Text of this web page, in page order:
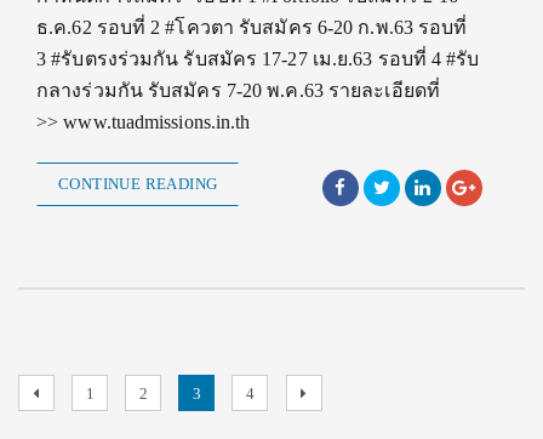
ธ.ค.62 รอบที่ 2 #โควตา รับสมัคร 6-20 ก.พ.63 รอบที่
3 #รับตรงร่วมกัน รับสมัคร 17-27 เม.ย.63 รอบที่ 4 #รับ
กลางร่วมกัน รับสมัคร 7-20 พ.ค.63 รายละเอียดที่
>> www.tuadmissions.in.th
CONTINUE READING
Posts
PreviousPage
1 Page
2 Page
3 Page
4